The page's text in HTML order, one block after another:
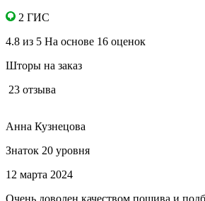
2 ГИС
4.8 из 5 На основе 16 оценок
Шторы на заказ
23 отзыва
Анна Кузнецова
Знаток 20 уровня
12 марта 2024
Очень доволен качеством пошива и